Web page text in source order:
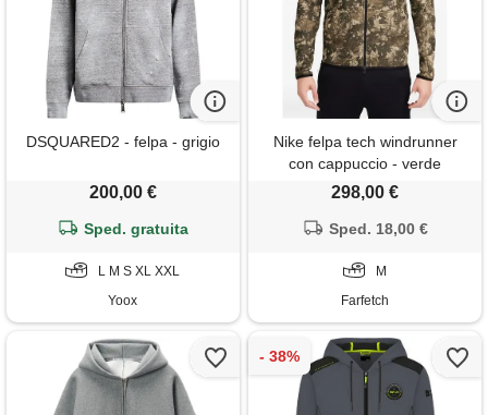
DSQUARED2 - felpa - grigio
200,00 €
Sped. gratuita
L M S XL XXL
Yoox
Nike felpa tech windrunner
con cappuccio - verde
298,00 €
Sped. 18,00 €
M
Farfetch